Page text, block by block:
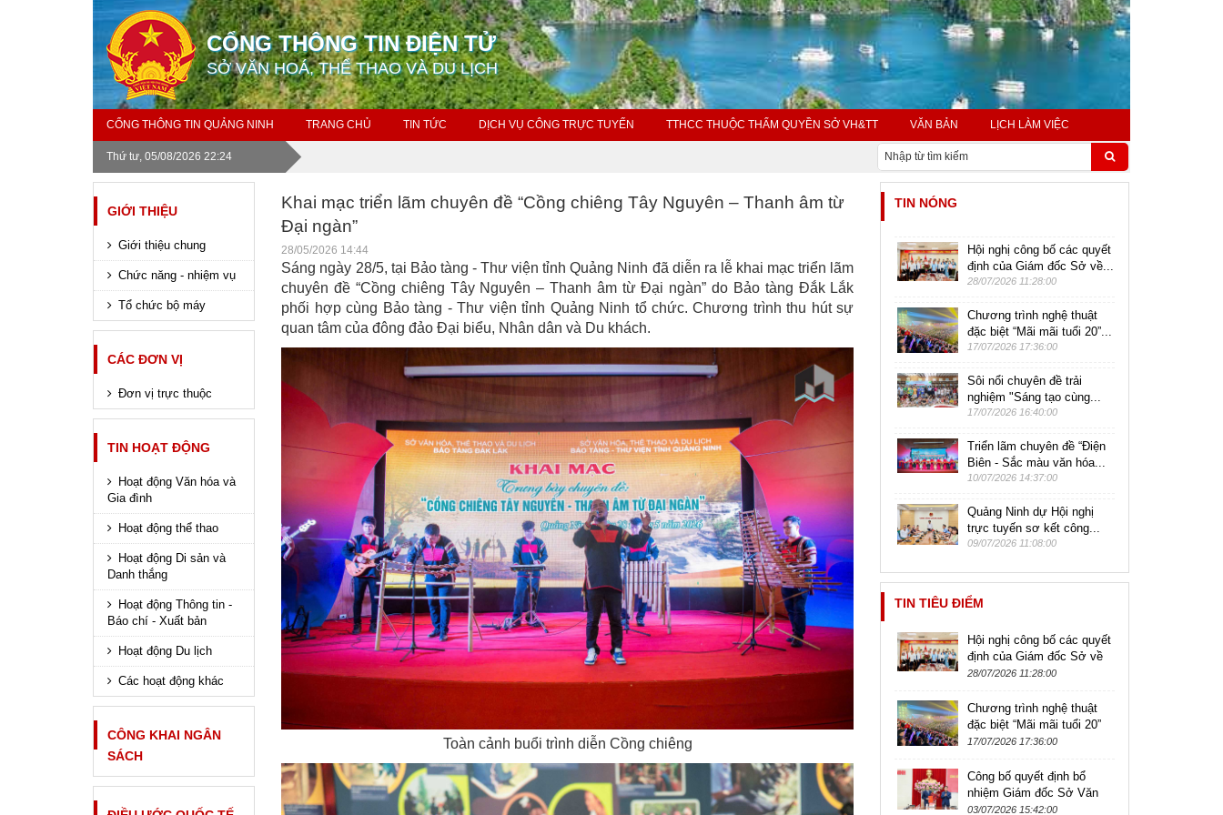
CỔNG THÔNG TIN ĐIỆN TỬ
SỞ VĂN HOÁ, THỂ THAO VÀ DU LỊCH
CỔNG THÔNG TIN QUẢNG NINH TRANG CHỦ TIN TỨC DỊCH VỤ CÔNG TRỰC TUYẾN TTHCC THUỘC THẨM QUYỀN SỞ VH&TT VĂN BẢN LỊCH LÀM VIỆC
Thứ tư, 05/08/2026 22:24
GIỚI THIỆU
Giới thiệu chung
Chức năng - nhiệm vụ
Tổ chức bộ máy
CÁC ĐƠN VỊ
Đơn vị trực thuộc
TIN HOẠT ĐỘNG
Hoạt động Văn hóa và
Gia đình
Hoạt động thể thao
Hoạt động Di sản và
Danh thắng
Hoạt động Thông tin -
Báo chí - Xuất bản
Hoạt động Du lịch
Các hoạt động khác
CÔNG KHAI NGÂN
SÁCH
Khai mạc triển lãm chuyên đề “Cồng chiêng Tây Nguyên – Thanh âm từ
Đại ngàn”
28/05/2026 14:44
Sáng ngày 28/5, tại Bảo tàng - Thư viện tỉnh Quảng Ninh đã diễn ra lễ khai mạc triển lãm
chuyên đề “Cồng chiêng Tây Nguyên – Thanh âm từ Đại ngàn” do Bảo tàng Đắk Lắk
phối hợp cùng Bảo tàng - Thư viện tỉnh Quảng Ninh tổ chức. Chương trình thu hút sự
quan tâm của đông đảo Đại biểu, Nhân dân và Du khách.
Toàn cảnh buổi trình diễn Cồng chiêng
TIN NÓNG
Hội nghị công bố các quyết
định của Giám đốc Sở về...
28/07/2026 11:28:00
Chương trình nghệ thuật
đặc biệt “Mãi mãi tuổi 20”...
17/07/2026 17:36:00
Sôi nổi chuyên đề trải
nghiệm "Sáng tạo cùng...
17/07/2026 16:40:00
Triển lãm chuyên đề “Điện
Biên - Sắc màu văn hóa...
10/07/2026 14:37:00
Quảng Ninh dự Hội nghị
trực tuyến sơ kết công...
09/07/2026 11:08:00
TIN TIÊU ĐIỂM
Hội nghị công bố các quyết
định của Giám đốc Sở về
công tác cán bộ thuộc
thuật và...
28/07/2026 11:28:00
Chương trình nghệ thuật
đặc biệt “Mãi mãi tuổi 20”
kỷ niệm 79 năm Ngày
17/07/2026 17:36:00
Công bố quyết định bổ
nhiệm Giám đốc Sở Văn
hóa, Thể thao và Du lịch
03/07/2026 15:42:00